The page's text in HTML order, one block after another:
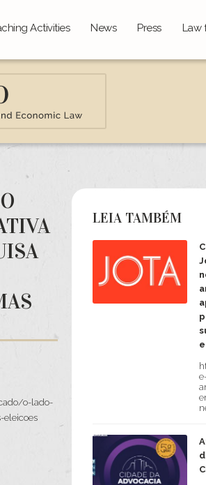
Activities News Press Law
o-lado-
eleicoes
LEIA TAMBÉM